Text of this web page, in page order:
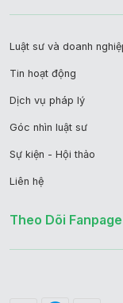
Luật sư và doanh
Tin hoạt động
Dịch vụ pháp lý
Góc nhìn luật sư
Sự kiện - Hội thảo
Liên hệ
Theo Dõi Fanpage